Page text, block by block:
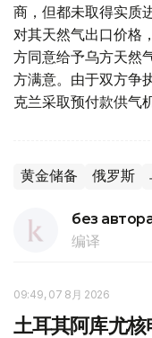
商，但都未取得实质
对其天然气出口价格
方同意给予乌方天然
方满意。由于双方争
克兰采取预付款供气
黄金储备 俄罗斯
без
编译
09:49, 07 8月 2026
土耳其阿库尤